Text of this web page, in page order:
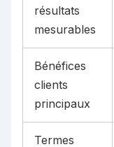
résultats
mesurables
Bénéfices
clients
principaux
Termes